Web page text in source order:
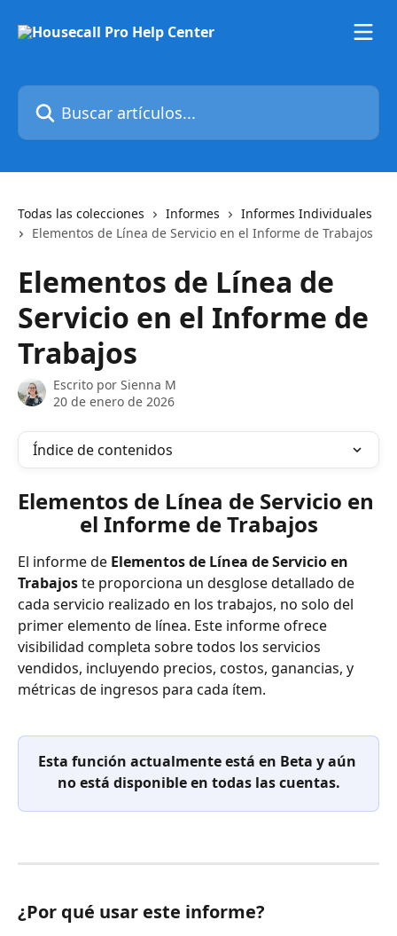
Buscar artículos...
Todas las colecciones Informes
Informes Individuales
Elementos de Línea de Servicio en el Informe de Trabajos
Elementos de Línea de
Servicio en el Informe de
Trabajos
Escrito por Sienna M
20 de enero de 2026
Índice de contenidos
Elementos de Línea de Servicio en
el Informe de Trabajos
El informe de Elementos de Línea de Servicio en
Trabajos te proporciona un desglose detallado de
cada servicio realizado en los trabajos, no solo del
primer elemento de línea. Este informe ofrece
visibilidad completa sobre todos los servicios
vendidos, incluyendo precios, costos, ganancias, y
métricas de ingresos para cada ítem.
Esta función actualmente está en Beta y aún
no está disponible en todas las cuentas.
¿Por qué usar este informe?